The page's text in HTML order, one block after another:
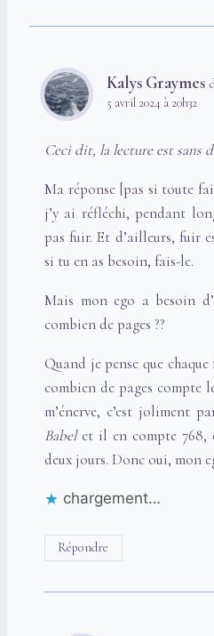
Kalys Graymes
5 avril 2024 à 20h32
Ceci dit, la lecture est sans
Ma réponse [pas si toute
j’y ai réfléchi, pendant
pas fuir. Et d’ailleurs, fuir
si tu en as besoin, fais-le.
Mais mon ego a besoin
combien de pages ??
Quand je pense que chaque
combien de pages compte
m’énerve, c’est joliment
Babelet il en compte 768,
deux jours. Donc oui, mon
chargement…
Répondre